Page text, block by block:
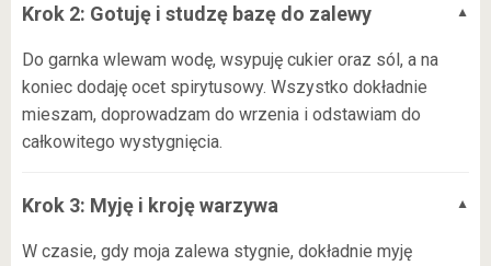
Krok 2: Gotuję i studzę bazę do zalewy
Do garnka wlewam wodę, wsypuję cukier oraz sól, a na
koniec dodaję ocet spirytusowy. Wszystko dokładnie
mieszam, doprowadzam do wrzenia i odstawiam do
całkowitego wystygnięcia.
Krok 3: Myję i kroję warzywa
W czasie, gdy moja zalewa stygnie, dokładnie myję